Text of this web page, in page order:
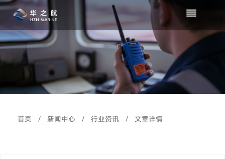
首页 / 新闻中心 / 行业资讯 / 文章详情